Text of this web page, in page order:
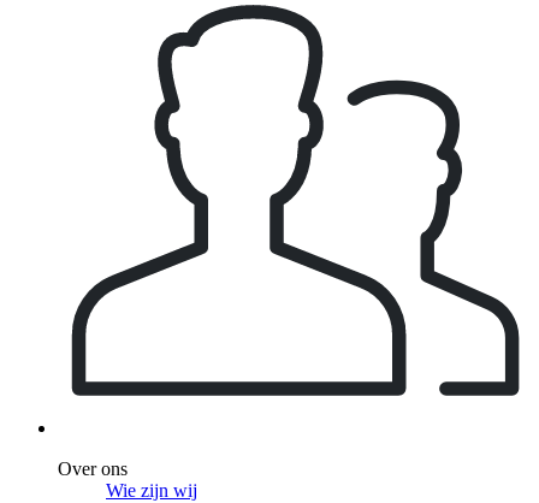
Over ons
Wie zijn wij